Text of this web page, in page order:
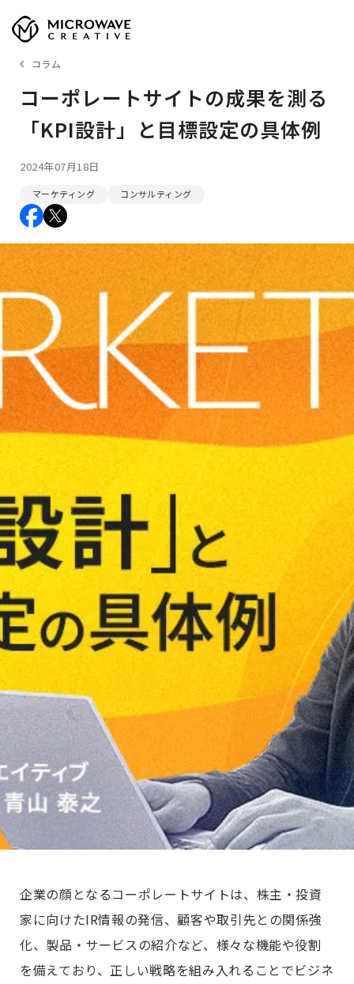
コラム
コーポレートサイトの成果を測る
「KPI設計」と目標設定の具体例
2024年07月18日
マーケティング コンサルティング
企業の顔となるコーポレートサイトは、株主・投資
家に向けたIR情報の発信、顧客や取引先との関係強
化、製品・サービスの紹介など、様々な機能や役割
を備えており、正しい戦略を組み入れることでビジネ